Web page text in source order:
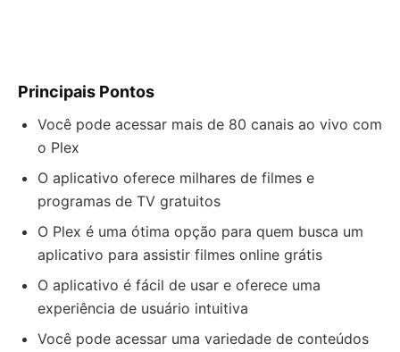
Principais Pontos
Você pode acessar mais de 80 canais ao vivo com
o Plex
O aplicativo oferece milhares de filmes e
programas de TV gratuitos
O Plex é uma ótima opção para quem busca um
aplicativo para assistir filmes online grátis
O aplicativo é fácil de usar e oferece uma
experiência de usuário intuitiva
Você pode acessar uma variedade de conteúdos